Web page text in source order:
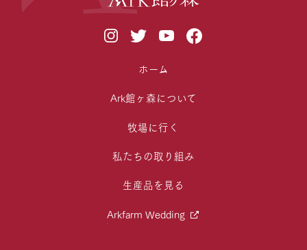
ホーム
Ark館ヶ森について
牧場に行く
私たちの取り組み
生産品を見る
Arkfarm Wedding